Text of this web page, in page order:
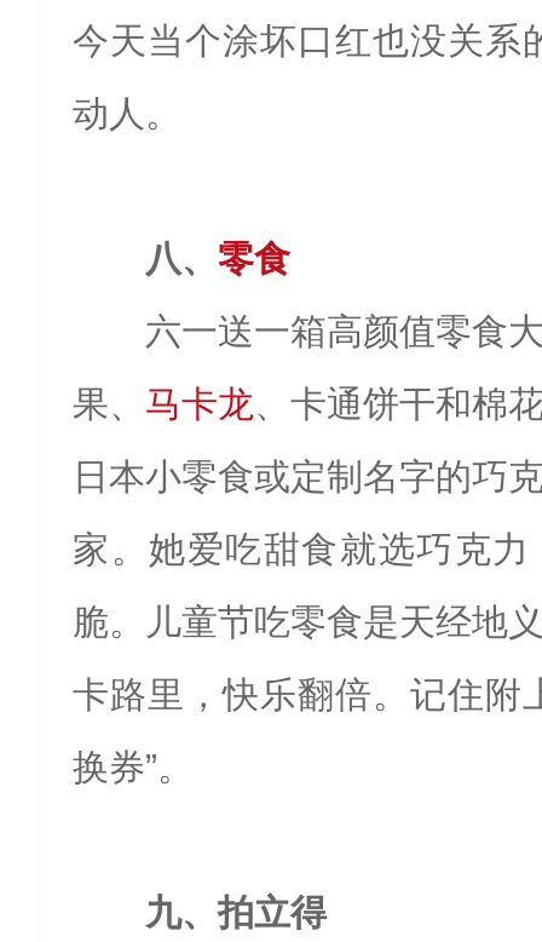
今天当个涂坏口红也没关系
动人。
八、 零食
六一送一箱高颜值零食
果、 马卡龙、卡通饼干和棉
日本小零食或定制名字的巧
家。她爱吃甜食就选巧克
脆。儿童节吃零食是天经地
卡路里，快乐翻倍。记住附
换券”。
九、拍立得